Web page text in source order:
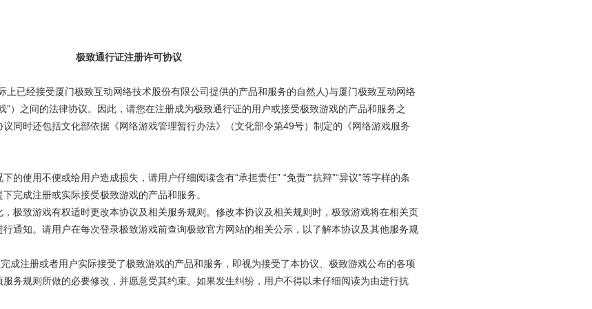
极致通行证注册许可协议
上已经接受厦门极致互动网络技术股份有限公司提供的产品和服务的自然人)与厦门极致互动网络
”）之间的法律协议。因此，请您在注册成为极致通行证的用户或接受极致游戏的产品和服务之
同时还包括文化部依据《网络游戏管理暂行办法》（文化部令第49号）制定的《网络游戏服务
的使用不便或给用户造成损失，请用户仔细阅读含有“承担责任” “免责”“抗辩”“异议”等字样的条
完成注册或实际接受极致游戏的产品和服务。
极致游戏有权适时更改本协议及相关服务规则。修改本协议及相关规则时，极致游戏将在相关页
通知。请用户在每次登录极致游戏前查询极致官方网站的相关公示，以了解本协议及其他服务规
成注册或者用户实际接受了极致游戏的产品和服务，即视为接受了本协议、极致游戏公布的各项
务规则所做的必要修改，并愿意受其约束。如果发生纠纷，用户不得以未仔细阅读为由进行抗